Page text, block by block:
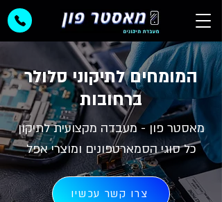
המומחים לתיקוני סלולר
ברחובות
מאסטר פון - מעבדה מקצועית לתיקון
כל סוגי הסמארטפונים ומוצרי אפל
צרו קשר עכשיו